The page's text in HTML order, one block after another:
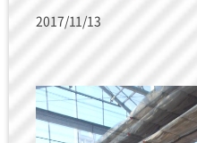
2017/11/13